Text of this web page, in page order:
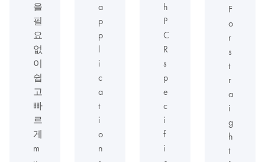
을
필
요
없
이
쉽
고
빠
르
게
m
a
p
p
l
i
c
a
t
i
o
n
h
P
C
R
s
p
e
c
i
f
i
F
o
r
s
t
r
a
i
g
h
t